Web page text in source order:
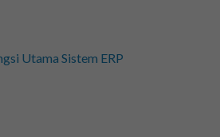
Utama Sistem ERP